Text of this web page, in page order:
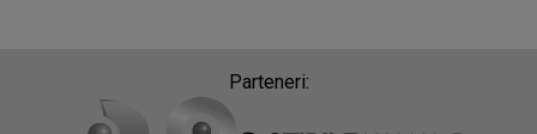
Parteneri: